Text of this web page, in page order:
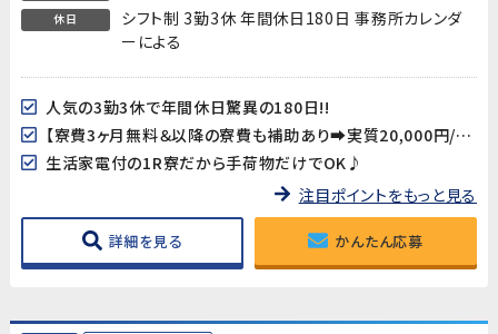
休日
シフト制 3勤3休 年間休日180日 事務所カレンダ
ーによる
人気の3勤3休で年間休日驚異の180日!!
【寮費3ヶ月無料＆以降の寮費も補助あり➡実質20,000円/月!】
生活家電付の1R寮だから手荷物だけでOK♪
注目ポイントをもっと見る
詳細を見る かんたん応募